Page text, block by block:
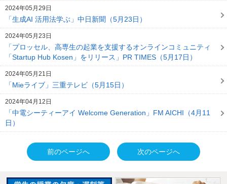
2024年05月29日
「生成AI 活用法学ぶ」中日新聞（5月23日）
2024年05月23日
「プロッセル、高専生の起業を支援するオンラインコミュニティ
「Startup Hub Kosen」をリリース」PR TIMES（5月17日）
2024年05月21日
「Mieライブ」三重テレビ（5月15日）
2024年04月12日
「中電シーティーアイ Welcome Generation」FM AICHI（4月11
日）
前のページへ 次のページへ